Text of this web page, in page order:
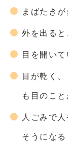
まばたきが
外を出る
目を開い
目が乾く
も目のこ
人ごみで
そうになる